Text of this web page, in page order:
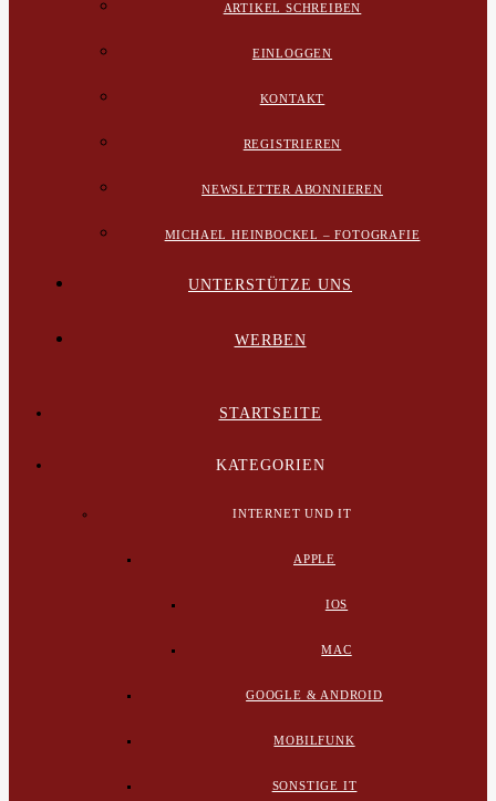
ARTIKEL SCHREIBEN
EINLOGGEN
KONTAKT
REGISTRIEREN
NEWSLETTER ABONNIEREN
MICHAEL HEINBOCKEL – FOTOGRAFIE
UNTERSTÜTZE UNS
WERBEN
STARTSEITE
KATEGORIEN
INTERNET UND IT
APPLE
IOS
MAC
GOOGLE & ANDROID
MOBILFUNK
SONSTIGE IT